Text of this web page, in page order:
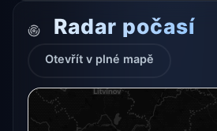
Radar počasí
Otevřít v plné mapě